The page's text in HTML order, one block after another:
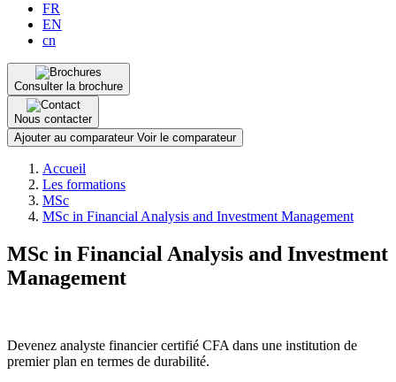
FR
EN
cn
Consulter la brochure
Nous contacter
Ajouter au comparateur Voir le comparateur
d'Ariane
Accueil
Les formations
MSc
MSc in Financial Analysis and Investment Management
MSc in Financial Analysis and Investment
Management
Devenez analyste financier certifié CFA dans une institution de
premier plan en termes de durabilité.